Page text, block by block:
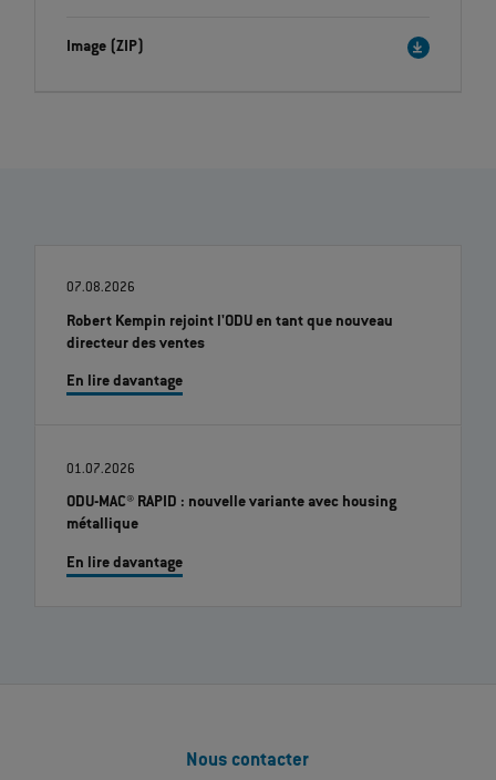
Image (ZIP)
07.08.2026
Robert Kempin rejoint l'ODU en tant que nouveau
directeur des ventes
En lire davantage
01.07.2026
ODU-MAC® RAPID : nouvelle variante avec housing
métallique
En lire davantage
Nous contacter